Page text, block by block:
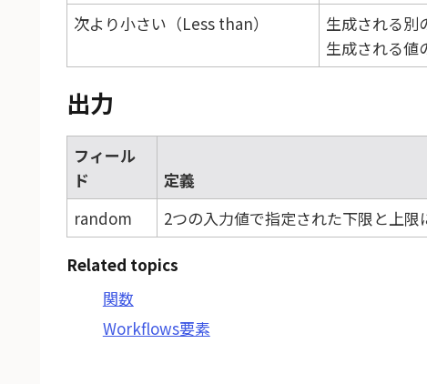
次より小さい（Less than）
生成される別
生成される値
出力
フィール
ド
定義
random
2つの入力値で指定された下限と上限
Related topics
関数
Workflows要素